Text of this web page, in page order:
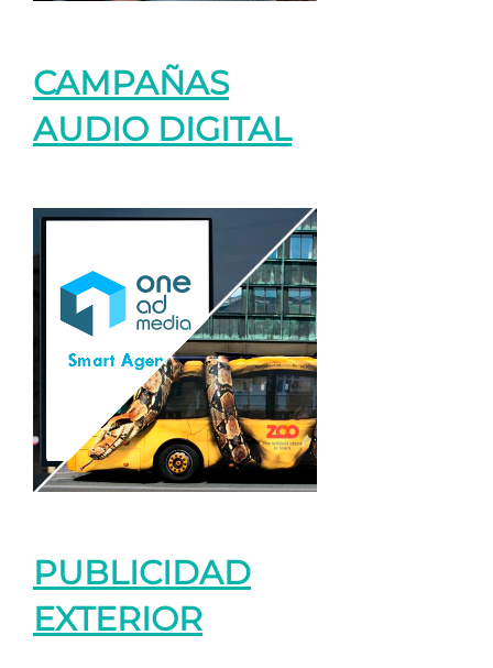
CAMPAÑAS
AUDIO DIGITAL
PUBLICIDAD
EXTERIOR